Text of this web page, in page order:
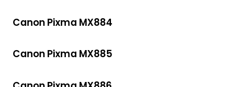
Canon Pixma MX884
Canon Pixma MX885